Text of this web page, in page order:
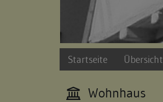
Startseite Übersicht
Wohnhaus